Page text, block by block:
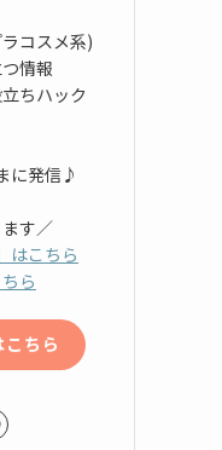
コスメ系)
情報
ちハック
に発信♪
す／
はこちら
ら
ちら